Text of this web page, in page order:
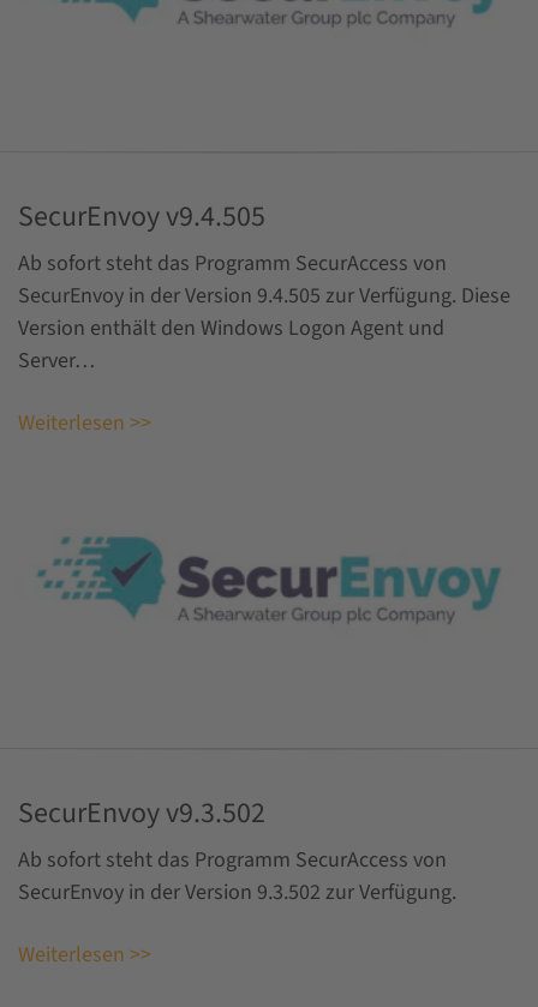
SecurEnvoy v9.4.505
Ab sofort steht das Programm SecurAccess von
SecurEnvoy in der Version 9.4.505 zur Verfügung. Diese
Version enthält den Windows Logon Agent und
Server…
Weiterlesen >>
SecurEnvoy v9.3.502
Ab sofort steht das Programm SecurAccess von
SecurEnvoy in der Version 9.3.502 zur Verfügung.
Weiterlesen >>